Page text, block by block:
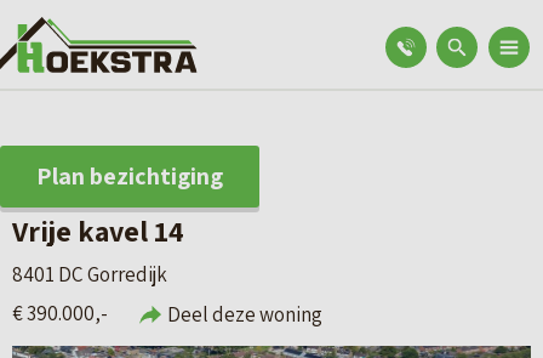
Plan bezichtiging
Vrije kavel 14
8401 DC Gorredijk
€ 390.000,-
Deel deze woning